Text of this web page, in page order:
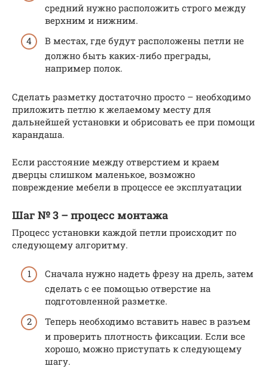
средний нужно расположить строго между
верхним и нижним.
В местах, где будут расположены петли не
должно быть каких-либо преграды,
например полок.
Сделать разметку достаточно просто – необходимо
приложить петлю к желаемому месту для
дальнейшей установки и обрисовать ее при помощи
карандаша.
Если расстояние между отверстием и краем
дверцы слишком маленькое, возможно
повреждение мебели в процессе ее эксплуатации
Шаг № 3 – процесс монтажа
Процесс установки каждой петли происходит по
следующему алгоритму.
Сначала нужно надеть фрезу на дрель, затем
сделать с ее помощью отверстие на
подготовленной разметке.
Теперь необходимо вставить навес в разъем
и проверить плотность фиксации. Если все
хорошо, можно приступать к следующему
шагу.